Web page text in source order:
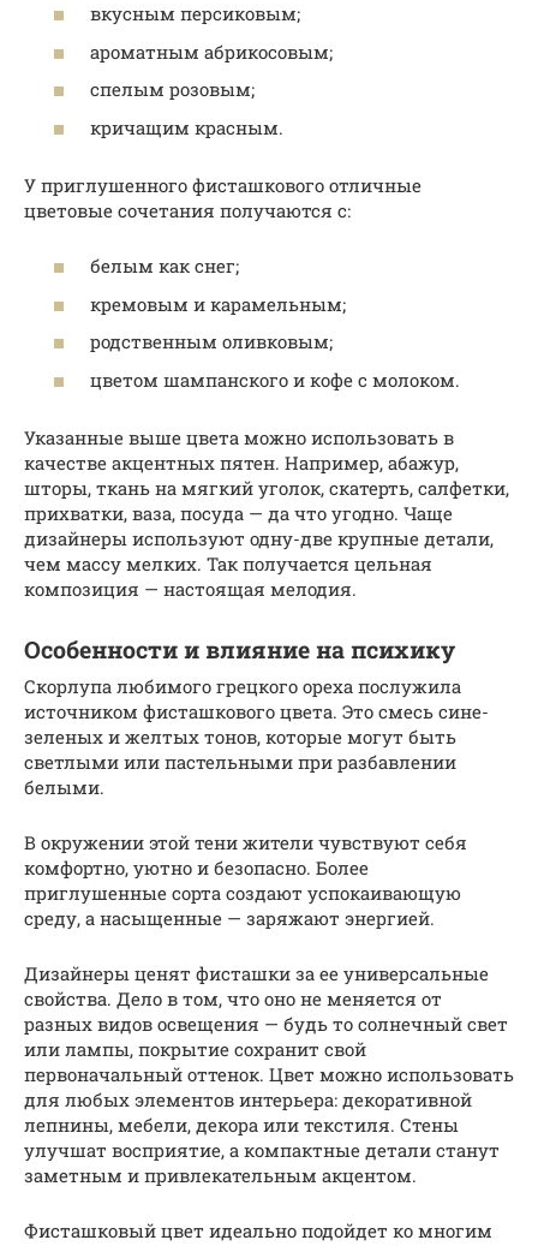
вкусным персиковым;
ароматным абрикосовым;
спелым розовым;
кричащим красным.
У приглушенного фисташкового отличные
цветовые сочетания получаются с:
белым как снег;
кремовым и карамельным;
родственным оливковым;
цветом шампанского и кофе с молоком.
Указанные выше цвета можно использовать в
качестве акцентных пятен. Например, абажур,
шторы, ткань на мягкий уголок, скатерть, салфетки,
прихватки, ваза, посуда — да что угодно. Чаще
дизайнеры используют одну-две крупные детали,
чем массу мелких. Так получается цельная
композиция — настоящая мелодия.
Особенности и влияние на психику
Скорлупа любимого грецкого ореха послужила
источником фисташкового цвета. Это смесь сине-
зеленых и желтых тонов, которые могут быть
светлыми или пастельными при разбавлении
белыми.
В окружении этой тени жители чувствуют себя
комфортно, уютно и безопасно. Более
приглушенные сорта создают успокаивающую
среду, а насыщенные — заряжают энергией.
Дизайнеры ценят фисташки за ее универсальные
свойства. Дело в том, что оно не меняется от
разных видов освещения — будь то солнечный свет
или лампы, покрытие сохранит свой
первоначальный оттенок. Цвет можно использовать
для любых элементов интерьера: декоративной
лепнины, мебели, декора или текстиля. Стены
улучшат восприятие, а компактные детали станут
заметным и привлекательным акцентом.
Фисташковый цвет идеально подойдет ко многим